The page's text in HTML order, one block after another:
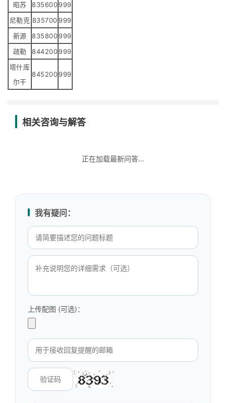
昭苏
835600999
尼勒克 835700 999
新源
835800999
疏勒
844200999
塔什库
尔干
845200999
相关咨询与解答
正在加载最新问答...
我有疑问：
上传配图 (可选)：